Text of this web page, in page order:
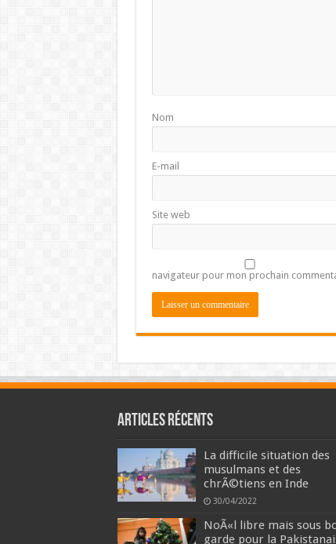
Nom
E-mail
Site web
navigateur pour mon prochain
Articles récents
La difficile situation des
musulmans et des
chrÃ©tiens en Inde
30/04/2022
NoÃ«l libre mais sous
garde pour la